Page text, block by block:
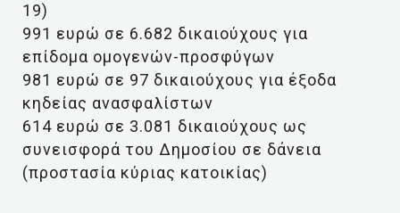
19)
991 ευρώ σε 6.682 δικαιούχους για
επίδομα ομογενών-προσφύγων
981 ευρώ σε 97 δικαιούχους για έξοδα
κηδείας ανασφαλίστων
614 ευρώ σε 3.081 δικαιούχους ως
συνεισφορά του Δημοσίου σε δάνεια
(προστασία κύριας κατοικίας)